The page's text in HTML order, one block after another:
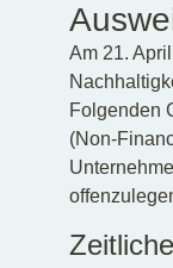
Am 21.
Folgenden
(Non-